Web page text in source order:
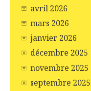
avril 2026
mars 2026
janvier 2026
décembre 2025
novembre 2025
septembre 2025